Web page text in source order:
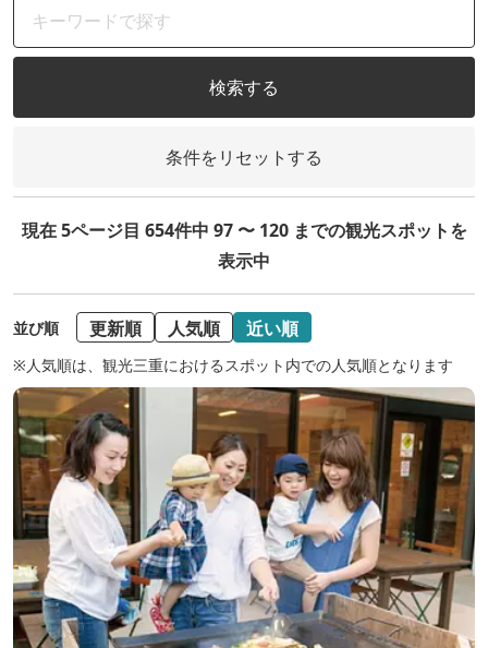
検索する
条件をリセットする
現在 5ページ目 654件中 97 〜 120 までの観光スポットを
表示中
並び順 更新順 人気順 近い順
※人気順は、観光三重におけるスポット内での人気順となります